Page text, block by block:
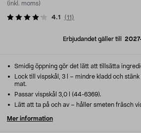
(inkl. moms)
4.1 (11 )
Erbjudandet gäller till
Smidig öppning gör det lätt att tillsätta
Lock till vispskål, 3 l – mindre kladd och
mat.
Passar vispskål 3,0 l (44-6369).
Lätt att ta på och av – håller smeten fräsch
Mer information